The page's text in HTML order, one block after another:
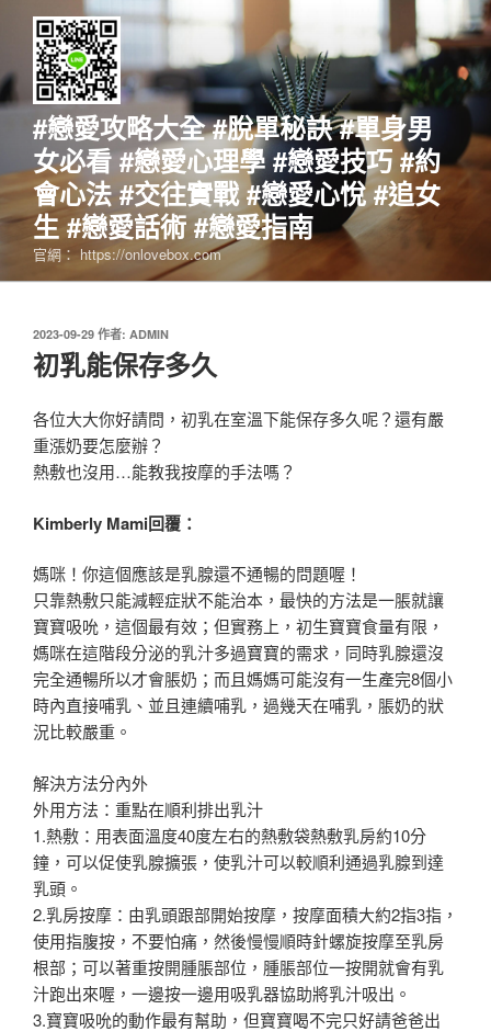
要
#戀愛攻略大全 #脫單秘訣 #單身男
女必看 #戀愛心理學 #戀愛技巧 #約
會心法 #交往實戰 #戀愛心悅 #追女
生 #戀愛話術 #戀愛指南
官網： https://onlovebox.com
發
佈
於
2023-09-29 作者: ADMIN
初乳能保存多久
各位大大你好請問，初乳在室溫下能保存多久呢？還有嚴
重漲奶要怎麼辦？
熱敷也沒用…能教我按摩的手法嗎？
Kimberly Mami回覆：
媽咪！你這個應該是乳腺還不通暢的問題喔！
只靠熱敷只能減輕症狀不能治本，最快的方法是一脹就讓
寶寶吸吮，這個最有效；但實務上，初生寶寶食量有限，
媽咪在這階段分泌的乳汁多過寶寶的需求，同時乳腺還沒
完全通暢所以才會脹奶；而且媽媽可能沒有一生產完8個小
時內直接哺乳、並且連續哺乳，過幾天在哺乳，脹奶的狀
況比較嚴重。
解決方法分內外
外用方法：重點在順利排出乳汁
1.熱敷：用表面溫度40度左右的熱敷袋熱敷乳房約10分
鐘，可以促使乳腺擴張，使乳汁可以較順利通過乳腺到達
乳頭。
2.乳房按摩：由乳頭跟部開始按摩，按摩面積大約2指3指，
使用指腹按，不要怕痛，然後慢慢順時針螺旋按摩至乳房
根部；可以著重按開腫脹部位，腫脹部位一按開就會有乳
汁跑出來喔，一邊按一邊用吸乳器協助將乳汁吸出。
3.寶寶吸吮的動作最有幫助，但寶寶喝不完只好請爸爸出